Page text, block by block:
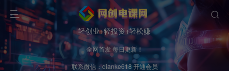
轻创业+轻投资+轻松赚
全网首发 每日更新！
联系微信：dianke618 开通会员